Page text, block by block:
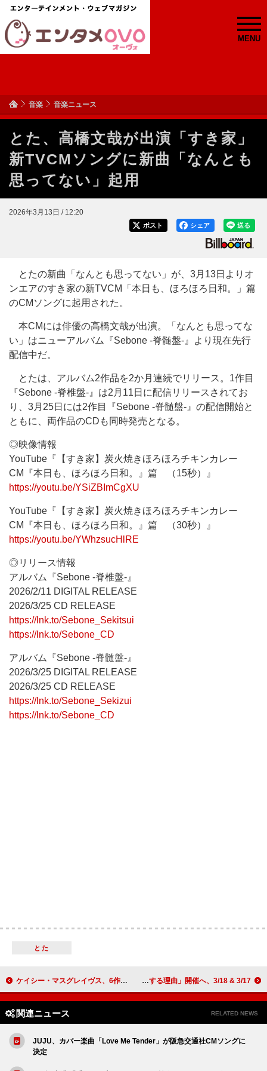
MENU
音楽 音楽ニュース
とた、高橋文哉が出演「すき家」
新TVCMソングに新曲「なんとも
思ってない」起用
2026年3月13日 / 12:20
送る
シェア
ポスト
とたの新曲「なんとも思ってない」が、3月13日よりオ
ンエアのすき家の新TVCM「本日も、ほろほろ日和。」篇
のCMソングに起用された。
本CMには俳優の高橋文哉が出演。「なんとも思ってな
い」はニューアルバム『Sebone -脊髄盤-』より現在先行
配信中だ。
とたは、アルバム2作品を2か月連続でリリース。1作目
『Sebone -脊椎盤-』は2月11日に配信リリースされてお
り、3月25日には2作目『Sebone -脊髄盤-』の配信開始と
ともに、両作品のCDも同時発売となる。
◎映像情報
YouTube『【すき家】炭火焼きほろほろチキンカレー
CM『本日も、ほろほろ日和。』篇 （15秒）』
https://youtu.be/YSiZBImCgXU
YouTube『【すき家】炭火焼きほろほろチキンカレー
CM『本日も、ほろほろ日和。』篇 （30秒）』
https://youtu.be/YWhzsucHlRE
◎リリース情報
アルバム『Sebone -脊椎盤-』
2026/2/11 DIGITAL RELEASE
2026/3/25 CD RELEASE
https://lnk.to/Sebone_Sekitsui
https://lnk.to/Sebone_CD
アルバム『Sebone -脊髄盤-』
2026/3/25 DIGITAL RELEASE
2026/3/25 CD RELEASE
https://lnk.to/Sebone_Sekizui
https://lnk.to/Sebone_CD
とた
ケイシー・マスグレイヴス、6作目となるニュー・アルバム『ミドル・オブ・ノーホエア』のリリースを発表 3/17 & 3/18、レコチョク担当者が語る音楽業界向け無料ウェビナー「データの正しさが、配信ビジネスを左右する理由」開催へ
関連ニュース RELATED NEWS
JUJU、カバー楽曲「Love Me Tender」が阪急交通社CMソングに
決定